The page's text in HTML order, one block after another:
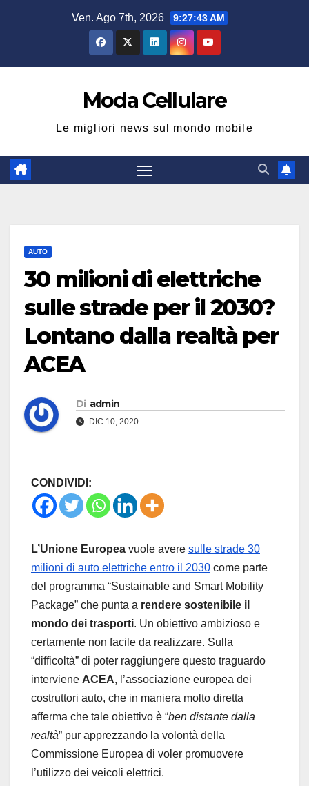
Ven. Ago 7th, 2026 9:27:44 AM
Moda Cellulare
Le migliori news sul mondo mobile
AUTO
30 milioni di elettriche
sulle strade per il 2030?
Lontano dalla realtà per
ACEA
Di admin
DIC 10, 2020
CONDIVIDI:
L’Unione Europea vuole avere sulle strade 30
milioni di auto elettriche entro il 2030 come parte
del programma “Sustainable and Smart Mobility
Package” che punta a rendere sostenibile il
mondo dei trasporti. Un obiettivo ambizioso e
certamente non facile da realizzare. Sulla
“difficoltà” di poter raggiungere questo traguardo
interviene ACEA, l’associazione europea dei
costruttori auto, che in maniera molto diretta
afferma che tale obiettivo è “ben distante dalla
realtà” pur apprezzando la volontà della
Commissione Europea di voler promuovere
l’utilizzo dei veicoli elettrici.